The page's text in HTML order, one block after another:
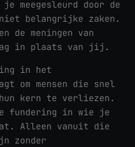
meegesleurd door de
belangrijke zaken.
de meningen van
in plaats van jij.
in het
om mensen die snel
hun kern te verliezen.
fundering in wie je
Alleen vanuit die
zonder